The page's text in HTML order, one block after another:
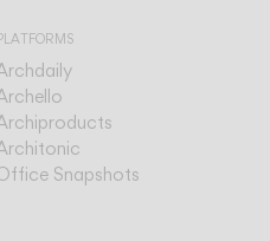
Snapshots